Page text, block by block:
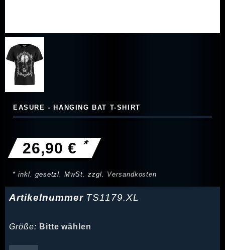
EASURE - HANGING BAT T-SHIRT
26,90 € *
* inkl. gesetzl. MwSt. zzgl. Versandkosten
Artikelnummer TS1179.XL
Größe: Bitte wählen